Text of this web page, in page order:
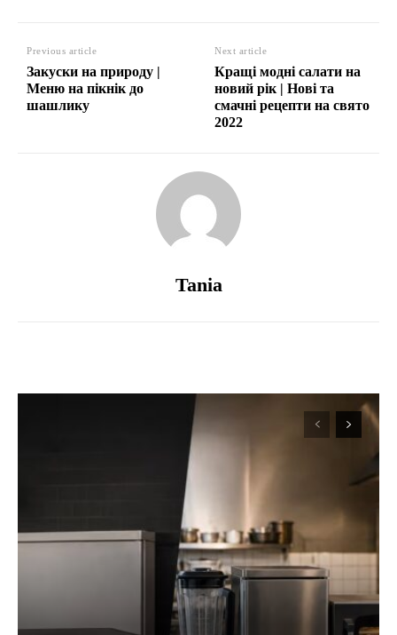
Previous article
Закуски на природу |
Меню на пікнік до
шашлику
Next article
Кращі модні салати на
новий рік | Нові та
смачні рецепти на свято
2022
Tania